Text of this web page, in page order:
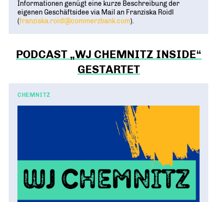
Informationen genügt eine kurze Beschreibung der
eigenen Geschäftsidee via Mail an Franziska Roidl
(franziska.roidl@commerzbank.com).
PODCAST „WJ CHEMNITZ INSIDE“
GESTARTET
CHEMNITZ